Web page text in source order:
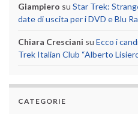
Giampiero su Star Trek:
date di uscita per i DVD e Blu
Chiara Cresciani su Ecco i
Trek Italian Club “Alberto
CATEGORIE